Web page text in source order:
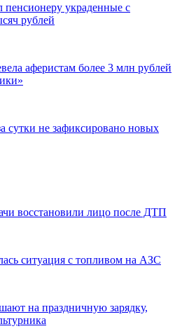
пенсионеру украденные с
рублей
аферистам более 3 млн рублей
сутки не зафиксировано новых
восстановили лицо после ДТП
ситуация с топливом на АЗС
на праздничную зарядку,